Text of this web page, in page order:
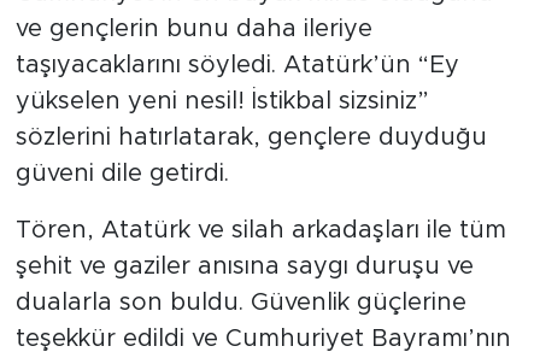
ve gençlerin bunu daha ileriye
taşıyacaklarını söyledi. Atatürk’ün “Ey
yükselen yeni nesil! İstikbal sizsiniz”
sözlerini hatırlatarak, gençlere duyduğu
güveni dile getirdi.
Tören, Atatürk ve silah arkadaşları ile tüm
şehit ve gaziler anısına saygı duruşu ve
dualarla son buldu. Güvenlik güçlerine
teşekkür edildi ve Cumhuriyet Bayramı’nın